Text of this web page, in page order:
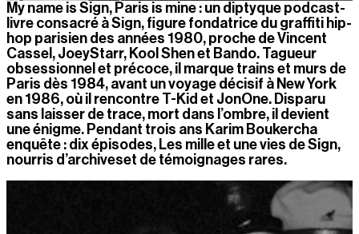
My name is Sign, Paris is mine : un diptyque podcast-
livre consacré à Sign, figure fondatrice du graffiti hip-
hop parisien des années 1980, proche de Vincent
Cassel, JoeyStarr, Kool Shen et Bando. Tagueur
obsessionnel et précoce, il marque trains et murs de
Paris dès 1984, avant un voyage décisif à New York
en 1986, où il rencontre T-Kid et JonOne. Disparu
sans laisser de trace, mort dans l’ombre, il devient
une énigme. Pendant trois ans Karim Boukercha
enquête : dix épisodes, Les mille et une vies de Sign,
nourris d’archiveset de témoignages rares.